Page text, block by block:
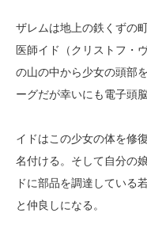
ザレムは地上の鉄くずの
医師イド（クリストフ・
の山の中から少女の頭部
ーグだが幸いにも電子頭
イドはこの少女の体を修
名付ける。そして自分の
ドに部品を調達している
と仲良しになる。